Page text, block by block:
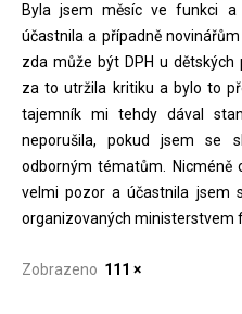
Byla jsem měsíc ve funkci
účastnila a případně
zda může být DPH u
za to utržila kritiku a bylo to
tajemník mi tehdy dával
neporušila, pokud jsem se
odborným tématům.
velmi pozor a účastnila jsem
organizovaných ministerstvem
Zobrazeno 111 ×